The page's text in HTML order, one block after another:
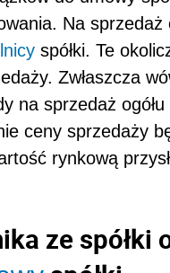
Na sprzedaż
spółki. Te
Zwłaszcza
na sprzedaż
ceny sprzedaży
rynkową
ze spółki